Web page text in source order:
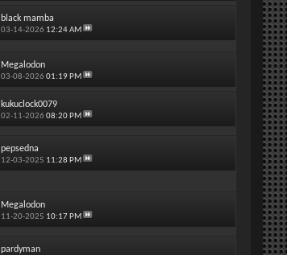
black mamba
03-14-2026 12:24 AM
Megalodon
03-08-2026 01:19 PM
kukuclock0079
02-11-2026 08:20 PM
pepsedna
12-03-2025 11:28 PM
Megalodon
11-20-2025 10:17 PM
pardyman